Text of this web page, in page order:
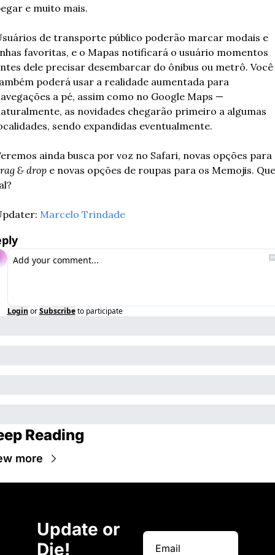
e muito mais.
de transporte público poderão marcar modais e
favoritas, e o Mapas notificará o usuário momentos
dele precisar desembarcar do ônibus ou metrô. Você
poderá usar a realidade aumentada para
a pé, assim como no Google Maps —
as novidades chegarão primeiro a algumas
sendo expandidas eventualmente.
& drop e novas opções de roupas para os Memojis. Que
Marcelo Trindade
Login or Subscribe to participate
Reading
more
Update or
Die!